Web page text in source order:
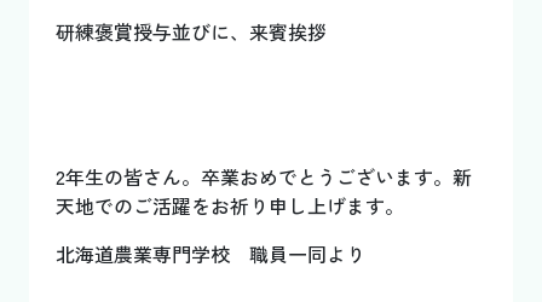
研練褒賞授与並びに、来賓挨拶
2年生の皆さん。卒業おめでとうございます。新
天地でのご活躍をお祈り申し上げます。
北海道農業専門学校 職員一同より